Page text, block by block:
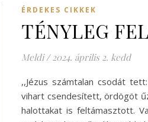
ÉRDEKES CIKKEK
TÉNYLEG
Meldi / 2024. április 2. kedd
,,Jézus számtalan csodát
vihart csendesített, ördögöt
halottakat is feltámasztott.